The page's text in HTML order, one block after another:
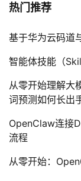
热门推荐
基于华为云码
智能体技能（
从零开始理解
词预测如何长出
OpenClaw连接
流程
从零开始：